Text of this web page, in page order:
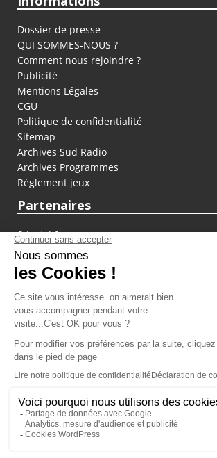
Dossier de presse
QUI SOMMES-NOUS ?
Comment nous rejoindre ?
Publicité
Mentions Légales
CGU
Politique de confidentialité
Sitemap
Archives Sud Radio
Archives Programmes
Règlement jeux
Partenaires
fiducial.fr
lyoncapitale.fr
olympique-et-lyonnais.com
L'application Iphone / Android
Téléchargez
Les cookies
Gestion des cookies
Crédit photos : ©Sud Radio / Pierre